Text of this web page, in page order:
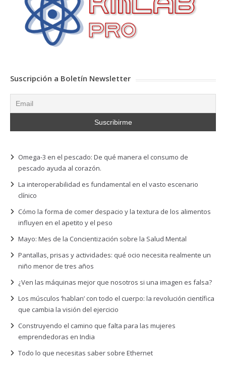
Suscripción a Boletín Newsletter
Omega-3 en el pescado: De qué manera el consumo de
pescado ayuda al corazón.
La interoperabilidad es fundamental en el vasto escenario
clínico
Cómo la forma de comer despacio y la textura de los alimentos
influyen en el apetito y el peso
Mayo: Mes de la Concientización sobre la Salud Mental
Pantallas, prisas y actividades: qué ocio necesita realmente un
niño menor de tres años
¿Ven las máquinas mejor que nosotros si una imagen es falsa?
Los músculos ‘hablan’ con todo el cuerpo: la revolución científica
que cambia la visión del ejercicio
Construyendo el camino que falta para las mujeres
emprendedoras en India
Todo lo que necesitas saber sobre Ethernet